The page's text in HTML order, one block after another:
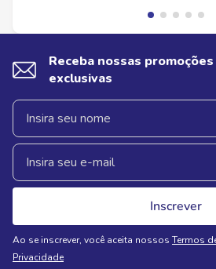
Receba nossas
exclusivas
Inscrever
Ao se inscrever, você aceita nossos Termos
Privacidade